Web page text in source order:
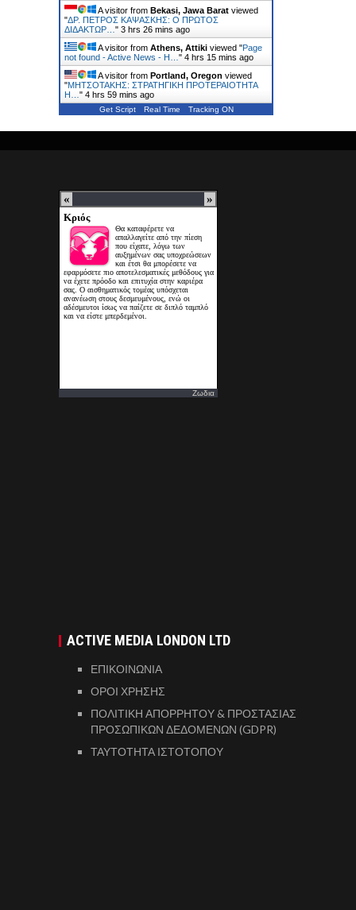
A visitor from Bekasi, Jawa Barat viewed
"ΔΡ. ΠΕΤΡΟΣ ΚΑΨΑΣΚΗΣ: Ο ΠΡΩΤΟΣ
ΔΙΔΑΚΤΩΡ… " 3 hrs 26 mins ago
A visitor from Athens, Attiki viewed "Page
not found - Active News - Η… " 4 hrs 15 mins ago
A visitor from Portland, Oregon viewed
"ΜΗΤΣΟΤΑΚΗΣ: ΣΤΡΑΤΗΓΙΚΗ ΠΡΟΤΕΡΑΙΟΤΗΤΑ
Η… " 4 hrs 59 mins ago
Get Script Real Time Tracking ON
Ζωδια
ACTIVE MEDIA LONDON LTD
ΕΠΙΚΟΙΝΩΝΙΑ
ΟΡΟΙ ΧΡΗΣΗΣ
ΠΟΛΙΤΙΚΗ ΑΠΟΡΡΗΤΟΥ & ΠΡΟΣΤΑΣΙΑΣ
ΠΡΟΣΩΠΙΚΩΝ ΔΕΔΟΜΕΝΩΝ (GDPR)
ΤΑΥΤΟΤΗΤΑ ΙΣΤΟΤΟΠΟΥ